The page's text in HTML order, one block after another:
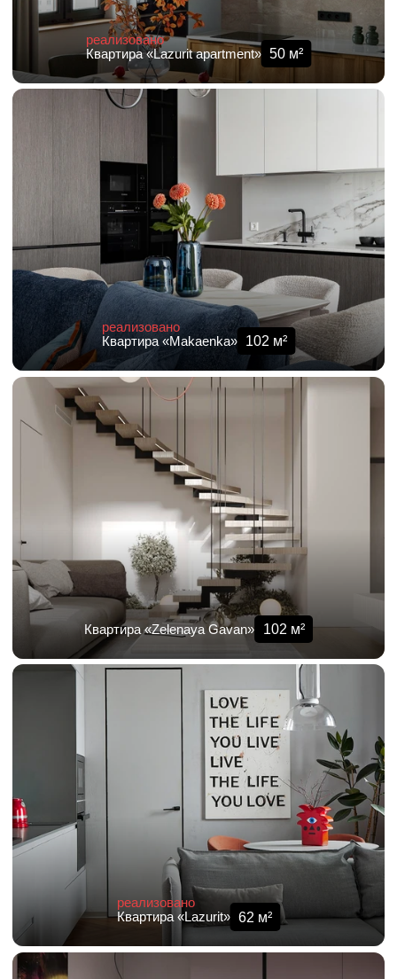
реализовано
Квартира «Lazurit apartment» 50 м²
реализовано
Квартира «Makaenka»
102 м²
Квартира «Zelenaya Gavan» 102 м²
реализовано
Квартира «Lazurit» 62 м²